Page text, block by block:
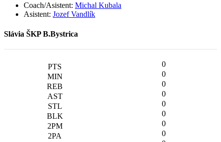
Coach/Asistent: Michal Kubala
Asistent: Jozef Vandlík
Slávia ŠKP B.Bystrica
0
0
0
0
0
0
0
0